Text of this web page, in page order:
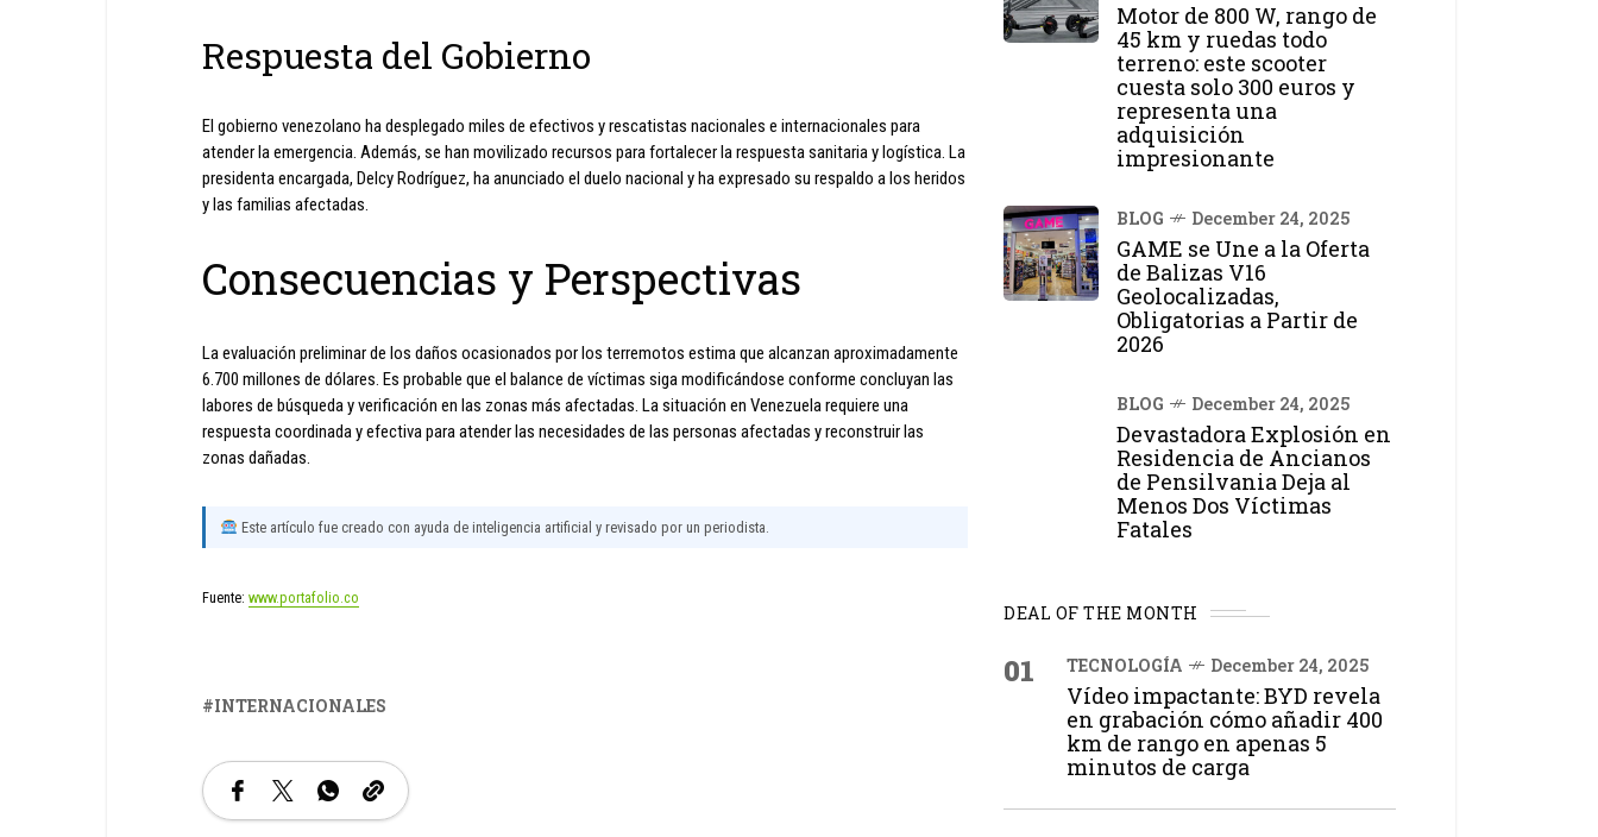
Respuesta del Gobierno
El gobierno venezolano ha desplegado miles de efectivos y rescatistas nacionales e internacionales para
atender la emergencia. Además, se han movilizado recursos para fortalecer la respuesta sanitaria y logística. La
presidenta encargada, Delcy Rodríguez, ha anunciado el duelo nacional y ha expresado su respaldo a los heridos
y las familias afectadas.
Consecuencias y Perspectivas
La evaluación preliminar de los daños ocasionados por los terremotos estima que alcanzan aproximadamente
6.700 millones de dólares. Es probable que el balance de víctimas siga modificándose conforme concluyan las
labores de búsqueda y verificación en las zonas más afectadas. La situación en Venezuela requiere una
respuesta coordinada y efectiva para atender las necesidades de las personas afectadas y reconstruir las
zonas dañadas.
Este artículo fue creado con ayuda de inteligencia artificial y revisado por un periodista.
Fuente: www.portafolio.co
INTERNACIONALES
Motor de 800 W, rango de
45 km y ruedas todo
terreno: este scooter
cuesta solo 300 euros y
representa una
adquisición
impresionante
BLOG December 24, 2025
GAME se Une a la Oferta
de Balizas V16
Geolocalizadas,
Obligatorias a Partir de
2026
BLOG December 24, 2025
Devastadora Explosión en
Residencia de Ancianos
de Pensilvania Deja al
Menos Dos Víctimas
Fatales
DEAL OF THE MONTH
01 TECNOLOGÍA December 24, 2025
Vídeo impactante: BYD revela
en grabación cómo añadir 400
km de rango en apenas 5
minutos de carga